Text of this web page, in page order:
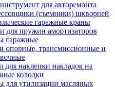
для авторемонта
(съемники) шкворней
гаражные краны
для пружин амортизаторов
гаражные
опорные, трансмиссионные и
для наклепки накладок на
колодки
для утилизации масляных